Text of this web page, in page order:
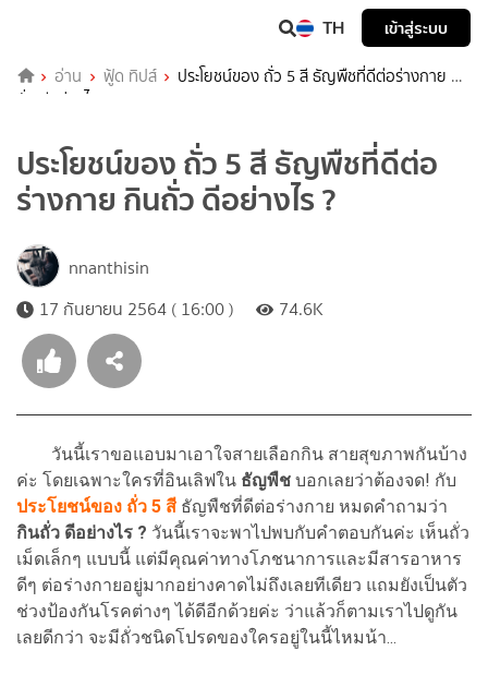
TH เข้าสู่ระบบ
อ่าน ฟู้ด ทิปส์
ประโยชน์ของ ถั่ว 5 สี ธัญพืชที่ดีต่อร่างกาย กิน
ถั่ว ดีอย่างไร ?
ประโยชน์ของ ถั่ว 5 สี ธัญพืชที่ดีต่อ
ร่างกาย กินถั่ว ดีอย่างไร ?
nnanthisin
17 กันยายน 2564 ( 16:00 )
74.6K
วันนี้เราขอแอบมาเอาใจสายเลือกกิน สายสุขภาพกันบ้าง
ค่ะ โดยเฉพาะใครที่อินเลิฟใน ธัญพืช บอกเลยว่าต้องจด! กับ
ประโยชน์ของ ถั่ว 5 สี ธัญพืชที่ดีต่อร่างกาย หมดคำถามว่า
กินถั่ว ดีอย่างไร ? วันนี้เราจะพาไปพบกับคำตอบกันค่ะ เห็นถั่ว
เม็ดเล็กๆ แบบนี้ แต่มีคุณค่าทางโภชนาการและมีสารอาหาร
ดีๆ ต่อร่างกายอยู่มากอย่างคาดไม่ถึงเลยทีเดียว แถมยังเป็นตัว
ช่วงป้องกันโรคต่างๆ ได้ดีอีกด้วยค่ะ ว่าแล้วก็ตามเราไปดูกัน
เลยดีกว่า จะมีถั่วชนิดโปรดของใครอยู่ในนี้ไหมน้า...